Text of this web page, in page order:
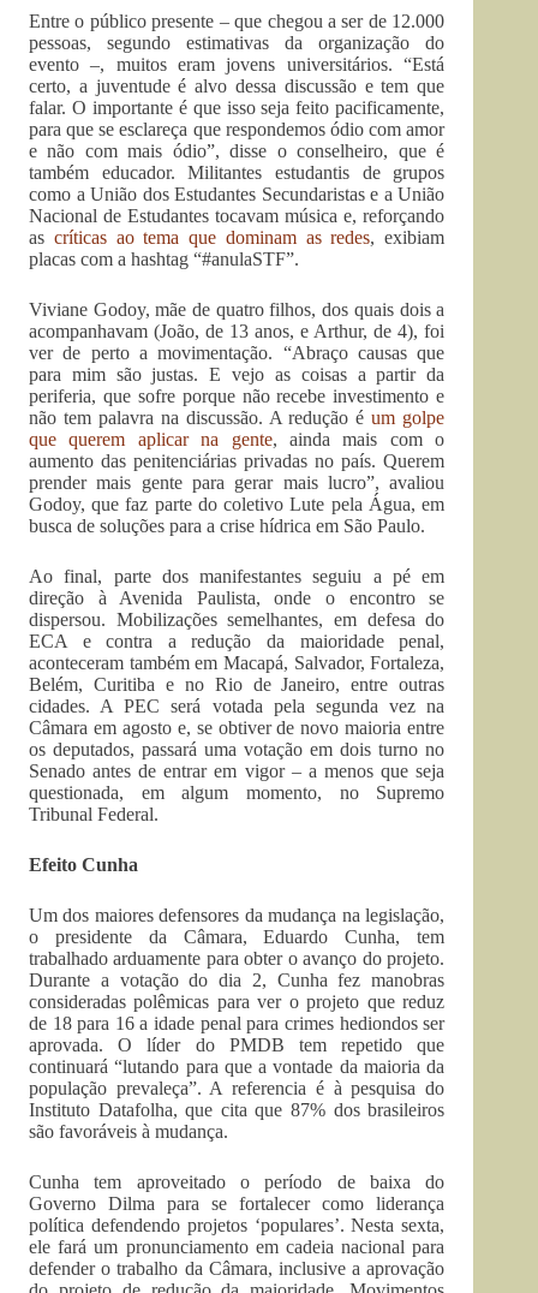
Entre o público presente – que chegou a ser de 12.000
pessoas, segundo estimativas da organização do
evento –, muitos eram jovens universitários. “Está
certo, a juventude é alvo dessa discussão e tem que
falar. O importante é que isso seja feito pacificamente,
para que se esclareça que respondemos ódio com amor
e não com mais ódio”, disse o conselheiro, que é
também educador. Militantes estudantis de grupos
como a União dos Estudantes Secundaristas e a União
Nacional de Estudantes tocavam música e, reforçando
as críticas ao tema que dominam as redes, exibiam
placas com a hashtag “#anulaSTF”.
Viviane Godoy, mãe de quatro filhos, dos quais dois a
acompanhavam (João, de 13 anos, e Arthur, de 4), foi
ver de perto a movimentação. “Abraço causas que
para mim são justas. E vejo as coisas a partir da
periferia, que sofre porque não recebe investimento e
não tem palavra na discussão. A redução éum golpe
que querem aplicar na gente, ainda mais com o
aumento das penitenciárias privadas no país. Querem
prender mais gente para gerar mais lucro”, avaliou
Godoy, que faz parte do coletivo Lute pela Água, em
busca de soluções para a crise hídrica em São Paulo.
Ao final, parte dos manifestantes seguiu a pé em
direção à Avenida Paulista, onde o encontro se
dispersou. Mobilizações semelhantes, em defesa do
ECA e contra a redução da maioridade penal,
aconteceram também em Macapá, Salvador, Fortaleza,
Belém, Curitiba e no Rio de Janeiro, entre outras
cidades. A PEC será votada pela segunda vez na
Câmara em agosto e, se obtiver de novo maioria entre
os deputados, passará uma votação em dois turno no
Senado antes de entrar em vigor – a menos que seja
questionada, em algum momento, no Supremo
Tribunal Federal.
Efeito Cunha
Um dos maiores defensores da mudança na legislação,
o presidente da Câmara, Eduardo Cunha, tem
trabalhado arduamente para obter o avanço do projeto.
Durante a votação do dia 2, Cunha fez manobras
consideradas polêmicas para ver o projeto que reduz
de 18 para 16 a idade penal para crimes hediondos ser
aprovada. O líder do PMDB tem repetido que
continuará “lutando para que a vontade da maioria da
população prevaleça”. A referencia é à pesquisa do
Instituto Datafolha, que cita que 87% dos brasileiros
são favoráveis à mudança.
Cunha tem aproveitado o período de baixa do
Governo Dilma para se fortalecer como liderança
política defendendo projetos ‘populares’. Nesta sexta,
ele fará um pronunciamento em cadeia nacional para
defender o trabalho da Câmara, inclusive a aprovação